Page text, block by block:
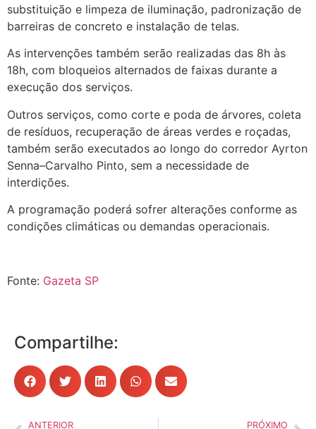
substituição e limpeza de iluminação, padronização de
barreiras de concreto e instalação de telas.
As intervenções também serão realizadas das 8h às
18h, com bloqueios alternados de faixas durante a
execução dos serviços.
Outros serviços, como corte e poda de árvores, coleta
de resíduos, recuperação de áreas verdes e roçadas,
também serão executados ao longo do corredor Ayrton
Senna–Carvalho Pinto, sem a necessidade de
interdições.
A programação poderá sofrer alterações conforme as
condições climáticas ou demandas operacionais.
Fonte: Gazeta SP
Compartilhe:
ANTERIOR PRÓXIMO